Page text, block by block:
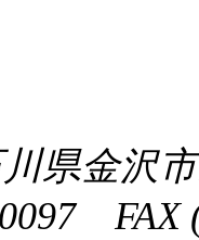
県金沢
FAX